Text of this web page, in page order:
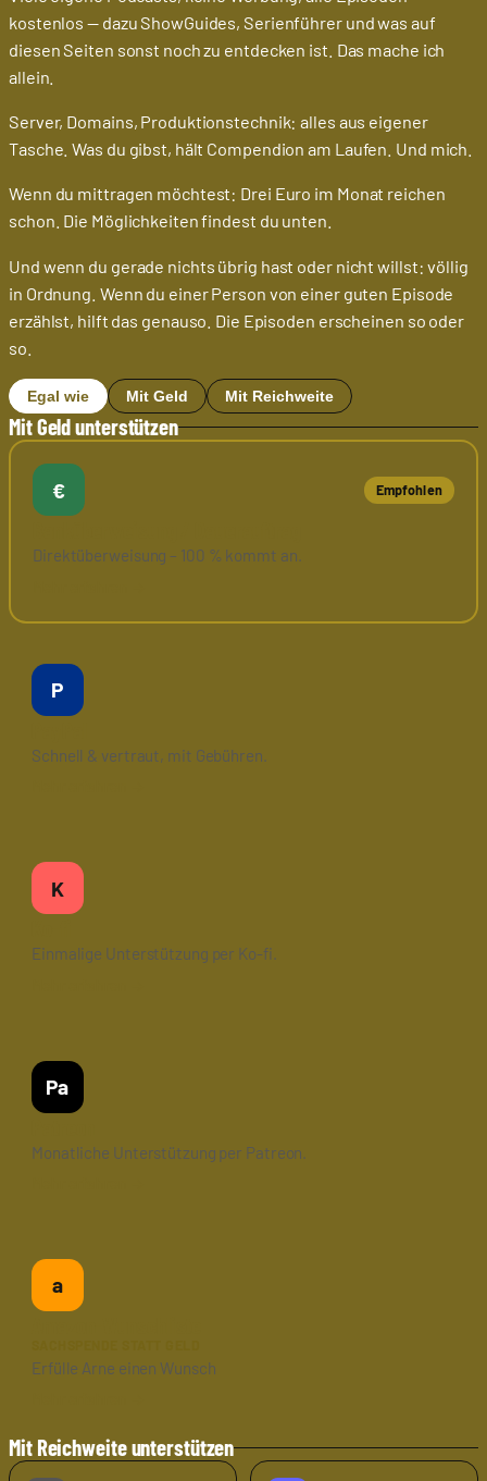
kostenlos — dazu ShowGuides, Serienführer und was auf
diesen Seiten sonst noch zu entdecken ist. Das mache ich
allein.
Server, Domains, Produktionstechnik: alles aus eigener
Tasche. Was du gibst, hält Compendion am Laufen. Und mich.
Wenn du mittragen möchtest: Drei Euro im Monat reichen
schon. Die Möglichkeiten findest du unten.
Und wenn du gerade nichts übrig hast oder nicht willst: völlig
in Ordnung. Wenn du einer Person von einer guten Episode
erzählst, hilft das genauso. Die Episoden erscheinen so oder
so.
Egal wie Mit Geld Mit Reichweite
Mit Geld unterstützen
€ Empfohlen
Direktüberweisung – 100 % kommt an.
P
Schnell & vertraut, mit Gebühren.
K
Einmalige Unterstützung per Ko-fi.
Pa
Monatliche Unterstützung per Patreon.
a
Erfülle Arne einen Wunsch
Mit Reichweite unterstützen